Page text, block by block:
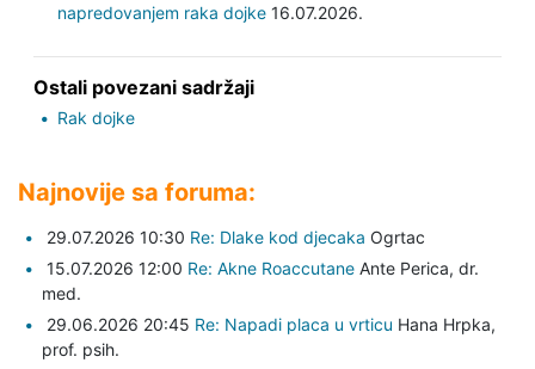
napredovanjem raka dojke16.07.2026.
Ostali povezani sadržaji
Rak dojke
Najnovije sa foruma:
29.07.2026 10:30 Re: Dlake kod djecaka Ogrtac
15.07.2026 12:00 Re: Akne Roaccutane Ante Perica, dr.
med.
29.06.2026 20:45 Re: Napadi placa u vrticu Hana Hrpka,
prof. psih.